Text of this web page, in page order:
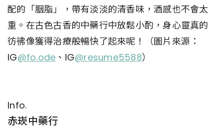
配的「胭脂」，帶有淡淡的清香味，酒感也不會太
重。在古色古香的中藥行中放鬆小酌，身心靈真的
彷彿像獲得治療般暢快了起來呢！（圖片來源：
IG@fo.ode 、IG@resume5588）
Info.
赤崁中藥行